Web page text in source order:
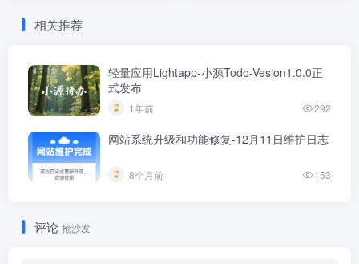
相关推荐
轻量应用Lightapp-小源Todo-Vesion1.0.0正
式发布
1年前 292
网站系统升级和功能修复-12月11日维护日志
8个月前 153
评论 抢沙发